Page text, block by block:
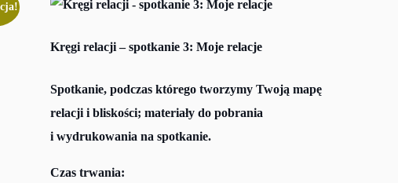
Kręgi relacji – spotkanie 3: Moje relacje
Spotkanie, podczas którego tworzymy Twoją mapę
relacji i bliskości; materiały do pobrania
i wydrukowania na spotkanie.
Czas trwania: